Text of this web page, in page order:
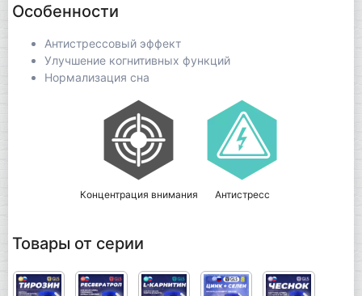
Особенности
Антистрессовый эффект
Улучшение когнитивных функций
Нормализация сна
Концентрация внимания Антистресс
Товары от серии